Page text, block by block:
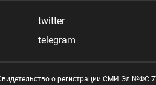
twitter
telegram
о регистрации СМИ Эл №ФС